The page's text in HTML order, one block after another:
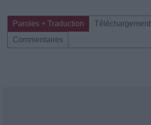
Paroles + Traduction Téléchargement
Commentaires